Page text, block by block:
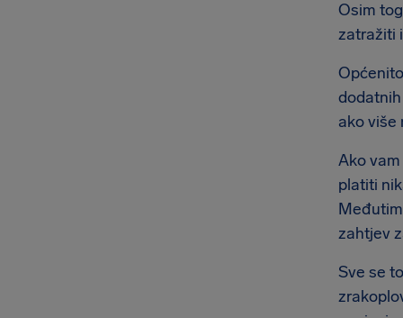
Osim
zatražiti
ako više
Ako
platiti
zahtjev
Sve se